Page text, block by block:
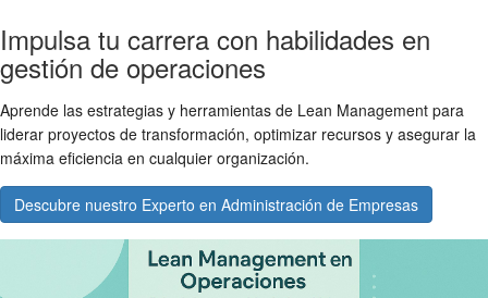
Impulsa tu carrera con habilidades en
gestión de operaciones
Aprende las estrategias y herramientas de Lean Management para
liderar proyectos de transformación, optimizar recursos y asegurar la
máxima eficiencia en cualquier organización.
Descubre nuestro Experto en Administración de Empresas